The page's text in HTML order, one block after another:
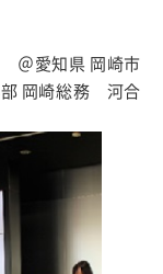
＠愛知県 岡崎市
部 岡崎総務 河合